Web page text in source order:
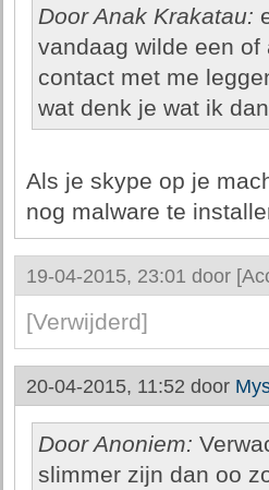
Door Anak Krakatau:
vandaag wilde een
contact met me
wat denk je wat ik
Als je skype op je
nog malware te
19-04-2015, 23:01 door
[Verwijderd]
20-04-2015, 11:52 door
Door Anoniem:
slimmer zijn dan oo